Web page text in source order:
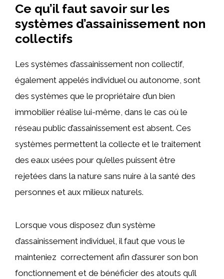
Ce qu’il faut savoir sur les
systèmes d’assainissement non
collectifs
Les systèmes d’assainissement non collectif,
également appelés individuel ou autonome, sont
des systèmes que le propriétaire d’un bien
immobilier réalise lui-même, dans le cas où le
réseau public d’assainissement est absent. Ces
systèmes permettent la collecte et le traitement
des eaux usées pour qu’elles puissent être
rejetées dans la nature sans nuire à la santé des
personnes et aux milieux naturels.
Lorsque vous disposez d’un système
d’assainissement individuel, il faut que vous le
mainteniez correctement afin d’assurer son bon
fonctionnement et de bénéficier des atouts qu’il